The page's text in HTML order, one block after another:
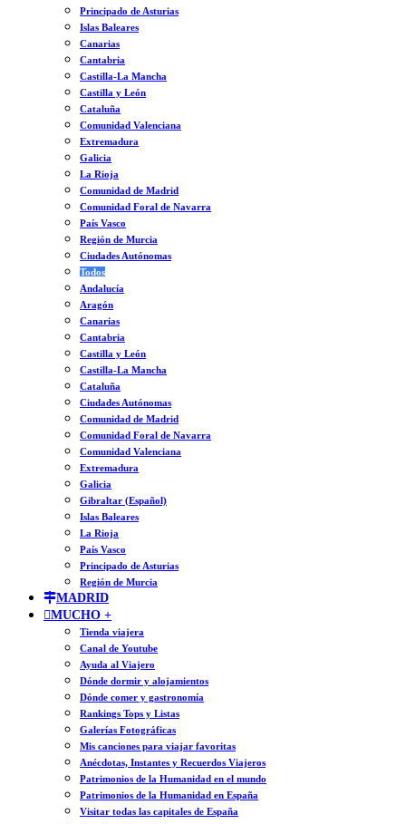
Principado de Asturias
Islas Baleares
Canarias
Cantabria
Castilla-La Mancha
Castilla y León
Cataluña
Comunidad Valenciana
Extremadura
Galicia
La Rioja
Comunidad de Madrid
Comunidad Foral de Navarra
País Vasco
Región de Murcia
Ciudades Autónomas
Todos
Andalucía
Aragón
Canarias
Cantabria
Castilla y León
Castilla-La Mancha
Cataluña
Ciudades Autónomas
Comunidad de Madrid
Comunidad Foral de Navarra
Comunidad Valenciana
Extremadura
Galicia
Gibraltar (Español)
Islas Baleares
La Rioja
País Vasco
Principado de Asturias
Región de Murcia
MADRID
MUCHO +
Tienda viajera
Canal de Youtube
Ayuda al Viajero
Dónde dormir y alojamientos
Dónde comer y gastronomía
Rankings Tops y Listas
Galerías Fotográficas
Mis canciones para viajar favoritas
Anécdotas, Instantes y Recuerdos Viajeros
Patrimonios de la Humanidad en el mundo
Patrimonios de la Humanidad en España
Visitar todas las capitales de España